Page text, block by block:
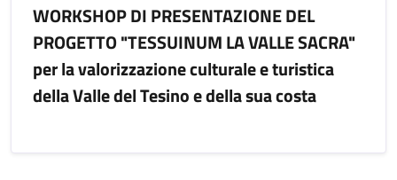
WORKSHOP DI PRESENTAZIONE DEL
PROGETTO "TESSUINUM LA VALLE SACRA"
per la valorizzazione culturale e turistica
della Valle del Tesino e della sua costa